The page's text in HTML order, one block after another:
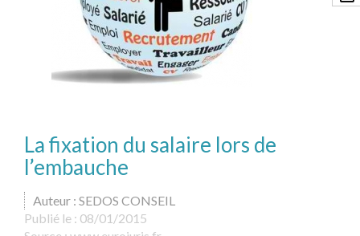
La fixation du salaire lors de
l’embauche
Auteur : SEDOS CONSEIL
Publié le : 08/01/2015